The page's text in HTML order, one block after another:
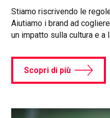
Stiamo riscrivendo le
Aiutiamo i brand ad
un impatto sulla cultura e a
Scopri di più